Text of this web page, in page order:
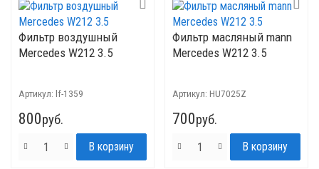
Фильтр воздушный
Mercedes W212 3.5
Артикул: lf-1359
800руб.
Фильтр масляный mann
Mercedes W212 3.5
Артикул: HU7025Z
700руб.